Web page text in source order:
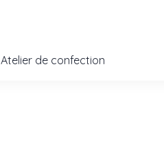
Atelier de confection